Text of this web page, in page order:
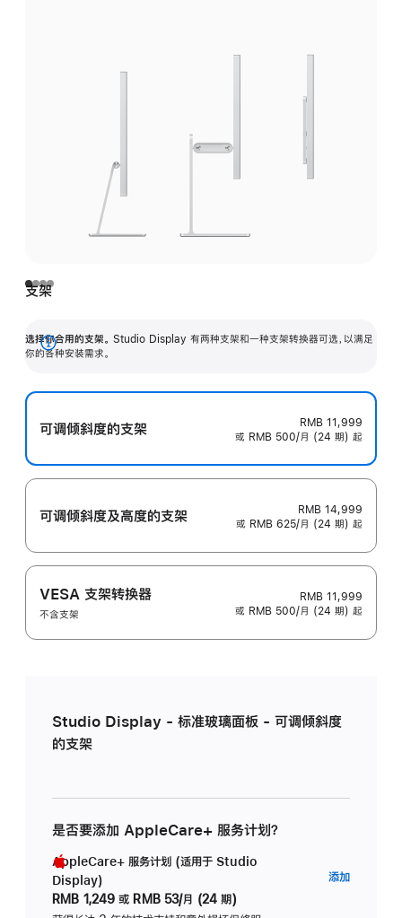
支架
选择你合用的支架。 Studio Display 有两种支架和一种支架转换器可选，以满足
你的各种安装需求。
展
可调倾斜度的支架
RMB 11,999
或 RMB 500/月 (24 期) 起
可调倾斜度及高‍度的支‍架
RMB 14,999
或 RMB 625/月 (24 期) 起
VESA 支架转换器
不含支架
RMB 11,999
或 RMB 500/月 (24 期) 起
Studio Display - 标准玻璃面板 - 可调倾斜度
的支架
是否要添加 AppleCare+ 服务计划？
AppleCare+ 服务计划 (适用于 Studio
Display)
RMB 1,249 或 RMB 53/月 (24 期)
添加